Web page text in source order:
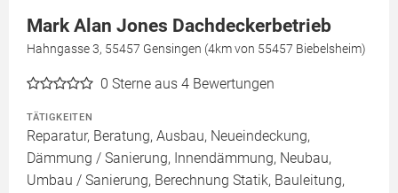
Mark Alan Jones Dachdeckerbetrieb
Hahngasse 3, 55457 Gensingen (4km von 55457 Biebelsheim)
0 Sterne aus 4 Bewertungen
TÄTIGKEITEN
Reparatur, Beratung, Ausbau, Neueindeckung,
Dämmung / Sanierung, Innendämmung, Neubau,
Umbau / Sanierung, Berechnung Statik, Bauleitung,